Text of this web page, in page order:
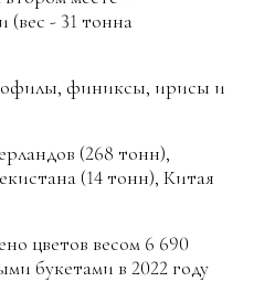
(вес - 31 тонна
финиксы, ирисы и
(268 тонн),
(14 тонн), Китая
цветов весом 6 690
букетами в 2022 году